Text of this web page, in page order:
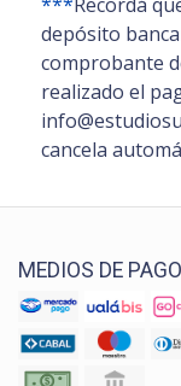
depósito
comprobante
realizado el
cancela
MEDIOS DE PAGO